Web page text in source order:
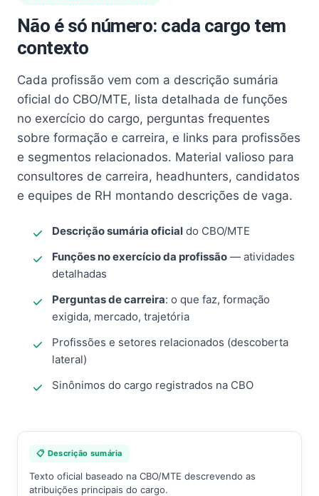
Não é só número: cada cargo tem
contexto
Cada profissão vem com a descrição sumária
oficial do CBO/MTE, lista detalhada de funções
no exercício do cargo, perguntas frequentes
sobre formação e carreira, e links para profissões
e segmentos relacionados. Material valioso para
consultores de carreira, headhunters, candidatos
e equipes de RH montando descrições de vaga.
Descrição sumária oficial do CBO/MTE
Funções no exercício da profissão — atividades
detalhadas
Perguntas de carreira: o que faz, formação
exigida, mercado, trajetória
Profissões e setores relacionados (descoberta
lateral)
Sinônimos do cargo registrados na CBO
📋 Descrição sumária
Texto oficial baseado na CBO/MTE descrevendo as
atribuições principais do cargo.